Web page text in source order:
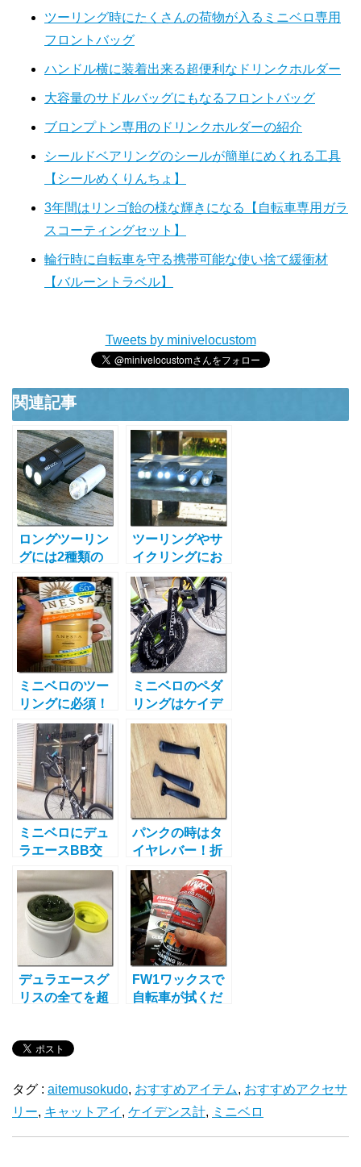
ツーリング時にたくさんの荷物が入るミニベロ専用
フロントバッグ
ハンドル横に装着出来る超便利なドリンクホルダー
大容量のサドルバッグにもなるフロントバッグ
ブロンプトン専用のドリンクホルダーの紹介
シールドベアリングのシールが簡単にめくれる工具
【シールめくりんちょ】
3年間はリンゴ飴の様な輝きになる【自転車専用ガラ
スコーティングセット】
輪行時に自転車を守る携帯可能な使い捨て緩衝材
【バルーントラベル】
Tweets by minivelocustom
関連記事
ロングツーリン
グには2種類の
ライトが必須！
体験から分かっ
た2つの理由
ツーリングやサ
イクリングにお
すすめの自転車
用ライトの紹介
ミニベロのツー
リングに必須！
さらっとしてい
て落ちない日焼
け止めとは！ア
ネッサ パーフェ
クトUVサンスク
リーンA+の紹介
ミニベロのペダ
リングはケイデ
ンスが大事！最
適な回転数の目
安とは
ミニベロにデュ
ラエースBB交
換！回転UP?効
果はあるのか？
パンクの時はタ
イヤレバー！折
れないです！修
理時折れて困っ
ているあなたに
デュラエースグ
リスの全てを超
ップします！
FW1ワックスで
自転車が拭くだ
タグ : aitemusokudo, おすすめアイテム, おすすめアクセサ
リー, キャットアイ , ケイデンス計, ミニベロ